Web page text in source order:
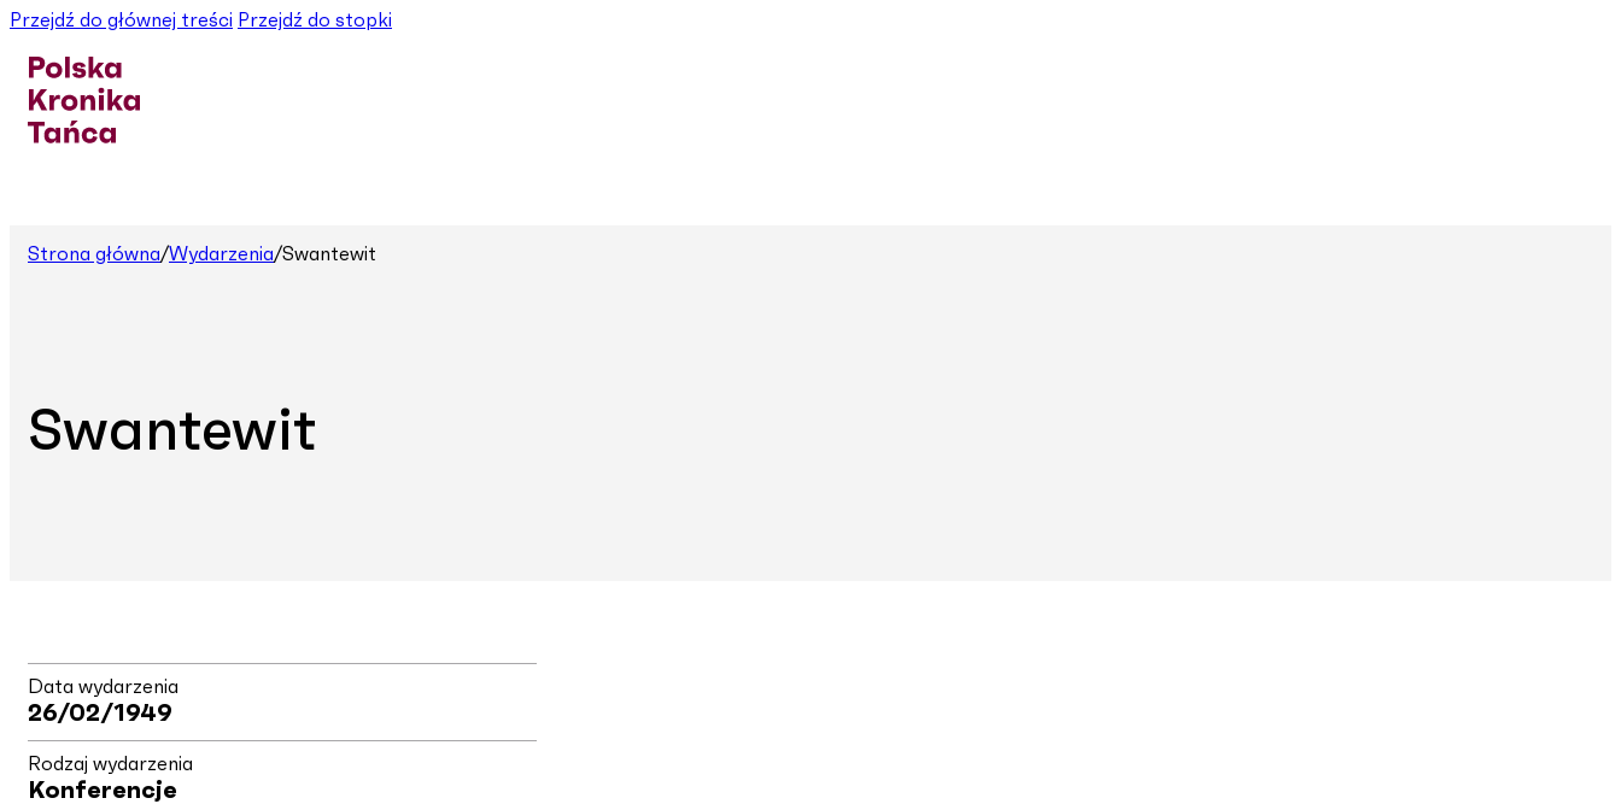
Przejdź do głównej treści Przejdź do stopki
Strona główna/Wydarzenia/Swantewit
Swantewit
Data wydarzenia
26/02/1949
Rodzaj wydarzenia
Konferencje